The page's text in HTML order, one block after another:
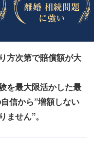
方次第で賠償額が大
を最大限活かした最
信から”増額しない
せん”。